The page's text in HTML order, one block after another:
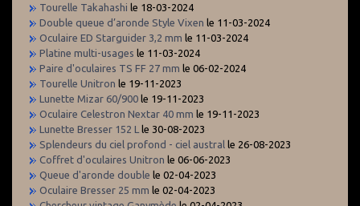
Tourelle Takahashi le 18-03-2024
Double queue d’aronde Style Vixen le 11-03-2024
Oculaire ED Starguider 3,2 mm le 11-03-2024
Platine multi-usages le 11-03-2024
Paire d'oculaires TS FF 27 mm le 06-02-2024
Tourelle Unitron le 19-11-2023
Lunette Mizar 60/900 le 19-11-2023
Oculaire Celestron Nextar 40 mm le 19-11-2023
Lunette Bresser 152 L le 30-08-2023
Splendeurs du ciel profond - ciel austral le 26-08-2023
Coffret d'oculaires Unitron le 06-06-2023
Queue d'aronde double le 02-04-2023
Oculaire Bresser 25 mm le 02-04-2023